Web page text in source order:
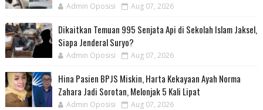
Admin Oposisi Aug 07, 2026
Dikaitkan Temuan 995 Senjata Api di Sekolah Islam Jaksel,
Siapa Jenderal Suryo?
Admin Oposisi Aug 07, 2026
Hina Pasien BPJS Miskin, Harta Kekayaan Ayah Norma
Zahara Jadi Sorotan, Melonjak 5 Kali Lipat
Admin Oposisi Aug 07, 2026